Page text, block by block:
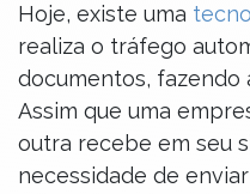
Hoje, existe uma
realiza o tráfego
documentos, fazendo
Assim que uma
outra recebe em seu
necessidade de